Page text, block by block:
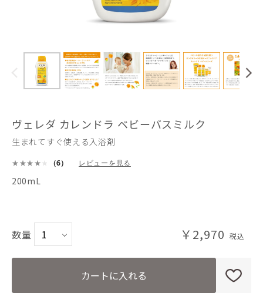
ヴェレダ カレンドラ ベビーバスミルク
生まれてすぐ使える入浴剤
数量 ￥2,970
（6） レビューを見る
200mL
カートに入れる